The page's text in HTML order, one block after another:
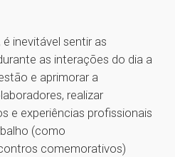
inevitável sentir as
as interações do dia a
e aprimorar a
realizar
e experiências profissionais
(como
comemorativos)